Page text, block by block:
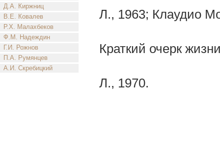
Д.А. Киржниц
В.Е. Ковалев
Р.Х. Малахбеков
Ф.М. Надеждин
Г.И. Рожнов
П.А. Румянцев
А.И. Скребицкий
Л., 1963; Клаудио
Краткий очерк
Л., 1970.